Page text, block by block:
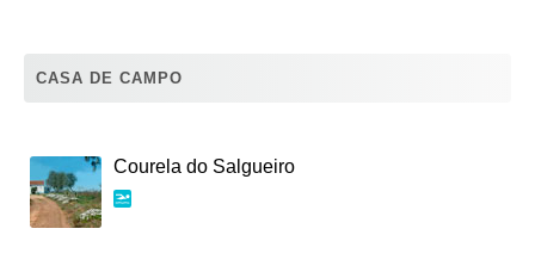
CASA DE CAMPO
Courela do Salgueiro